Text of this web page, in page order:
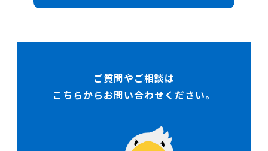
ご質問やご相談は
こちらからお問い合わせください。